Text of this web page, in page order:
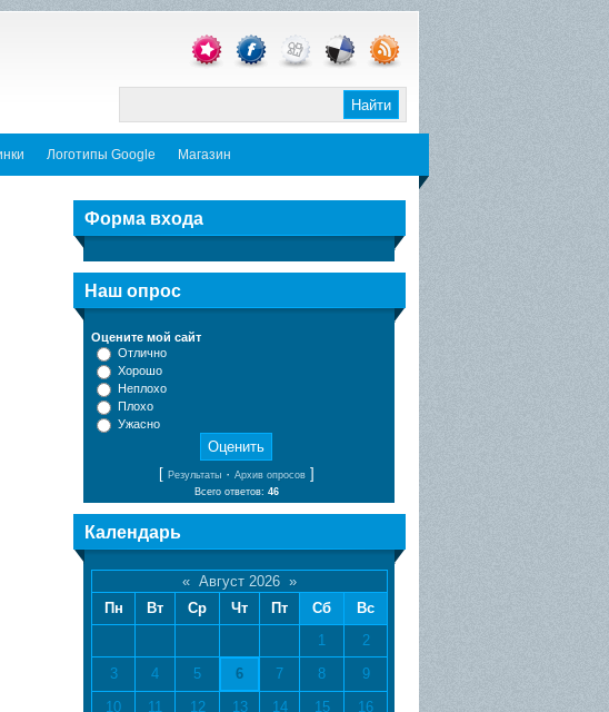
Логотипы Google Магазин
Как провести анализ ... Как поднять PageRank?
Оптимизация изображе... Интересное
Форма входа
Наш опрос
Оцените мой сайт
Отлично
Хорошо
Неплохо
Плохо
Ужасно
[ Результаты· Архив опросов]
Всего ответов: 46
Календарь
« Август 2026 »
Пн
Вт Ср Чт Пт Сб
Вс
1
2
3
4 5 6 7 8
9
10
11 12 13 14 15
16